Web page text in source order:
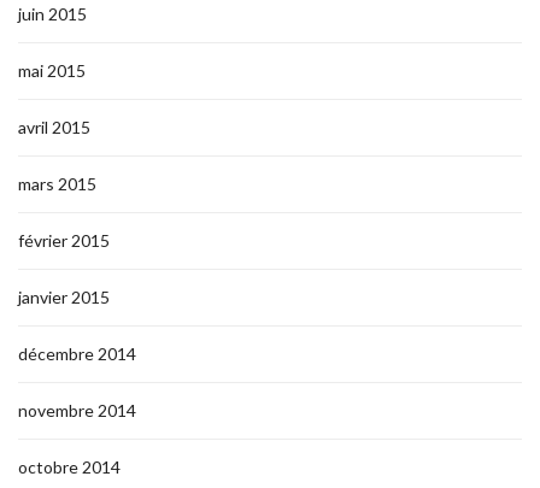
juin 2015
mai 2015
avril 2015
mars 2015
février 2015
janvier 2015
décembre 2014
novembre 2014
octobre 2014